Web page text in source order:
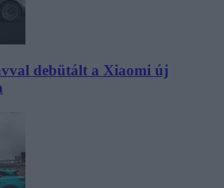
debütált a Xiaomi új